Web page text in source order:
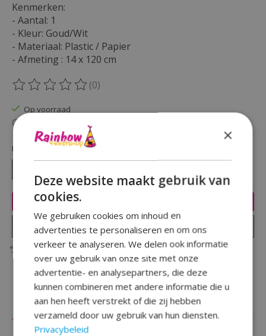
Kenmerken:
- Aantal: 1
- Kleur: Goud/Wit
- Materiaal: Plastic / Papier
- Afmeting : 14 x 120 cm
De beoordeling van dit product is
(0)
Op voorraad
Beschikbaarheid in de winkel controleren
Hoeveelheid:
Toevoegen aan winkelwagen
Plaats bestelling
Toevoegen om te vergelijken
Beschrijving Reviews (0)
×
Deze website maakt gebruik van
cookies.
We gebruiken cookies om inhoud en
advertenties te personaliseren en om ons
verkeer te analyseren. We delen ook informatie
over uw gebruik van onze site met onze
advertentie- en analysepartners, die deze
kunnen combineren met andere informatie die u
aan hen heeft verstrekt of die zij hebben
verzameld door uw gebruik van hun diensten.
Privacybeleid